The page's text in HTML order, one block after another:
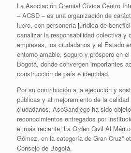
La Asociación Gremial Cívica Centro
– ACSD – es una organización de
lucro, con personería jurídica de
canalizar la responsabilidad colectiva y
empresas, los ciudadanos y el Estado
entorno amable, seguro y próspero en
Bogotá, donde convergen importantes
construcción de país e identidad.
Por su contribución a la ejecución y
públicas y al mejoramiento de la
ciudadanos, AsoSandiego ha sido
reconocimientos entregados por
el más reciente “La Orden Civil Al
Gómez, en la categoría de Gran Cruz”
Consejo de Bogotá.